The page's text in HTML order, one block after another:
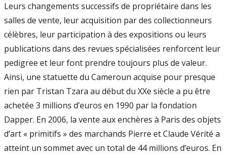
Leurs changements successifs de propriétaire dans les
salles de vente, leur acquisition par des collectionneurs
célèbres, leur participation à des expositions ou leurs
publications dans des revues spécialisées renforcent leur
pedigree et leur font prendre toujours plus de valeur.
Ainsi, une statuette du Cameroun acquise pour presque
rien par Tristan Tzara au début du XXe siècle a pu être
achetée 3 millions d’euros en 1990 par la fondation
Dapper. En 2006, la vente aux enchères à Paris des objets
d’art « primitifs » des marchands Pierre et Claude Vérité a
atteint un sommet avec un total de 44 millions d’euros. En